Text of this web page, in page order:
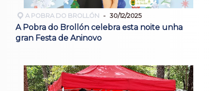
A POBRA DO BROLLÓN 30/12/2025
A Pobra do Brollón celebra esta noite unha
gran Festa de Aninovo